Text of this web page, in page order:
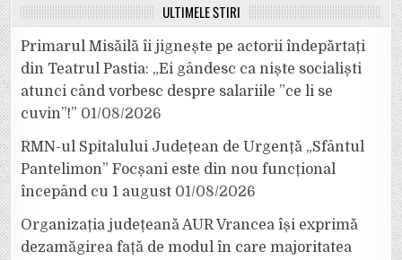
ULTIMELE ȘTIRI
Primarul Misăilă îi jignește pe actorii îndepărtați
din Teatrul Pastia: „Ei gândesc ca niște socialiști
atunci când vorbesc despre salariile ”ce li se
cuvin”!” 01/08/2026
RMN-ul Spitalului Județean de Urgență „Sfântul
Pantelimon” Focșani este din nou funcțional
începând cu 1 august 01/08/2026
Organizația județeană AUR Vrancea își exprimă
dezamăgirea față de modul în care majoritatea